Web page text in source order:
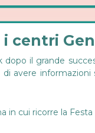
centri
dopo il grande
di avere
in cui ricorre la